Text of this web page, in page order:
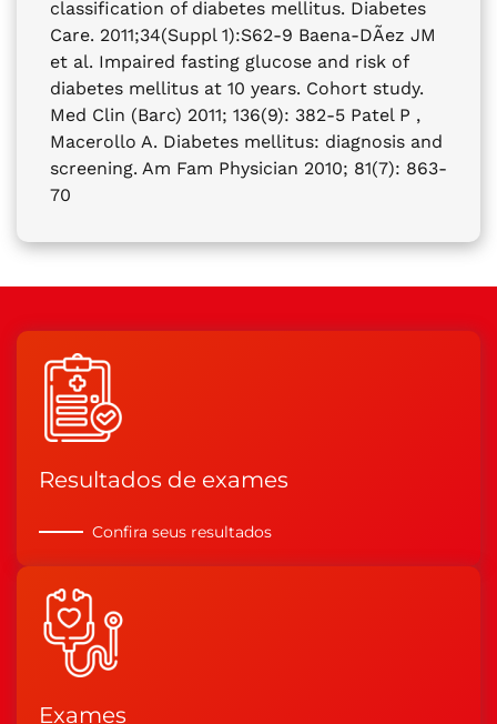
classification of diabetes mellitus. Diabetes
Care. 2011;34(Suppl 1):S62-9 Baena-DÃez JM
et al. Impaired fasting glucose and risk of
diabetes mellitus at 10 years. Cohort study.
Med Clin (Barc) 2011; 136(9): 382-5 Patel P ,
Macerollo A. Diabetes mellitus: diagnosis and
screening. Am Fam Physician 2010; 81(7): 863-
70
Resultados de exames
Confira seus resultados
Exames